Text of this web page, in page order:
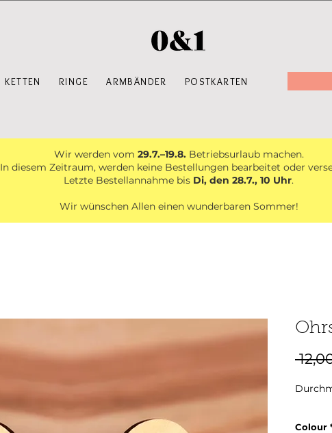
KETTEN RINGE ARMBÄNDER POSTKARTEN
Wir werden vom 29.7.–19.8.Betriebsurlaub machen.
In diesem Zeitraum, werden keine Bestellungen bearbeitet oder
Letzte Bestellannahme bis Di, den 28.7., 10 Uhr.
Wir wünschen Allen einen wunderbaren Sommer!
Colour